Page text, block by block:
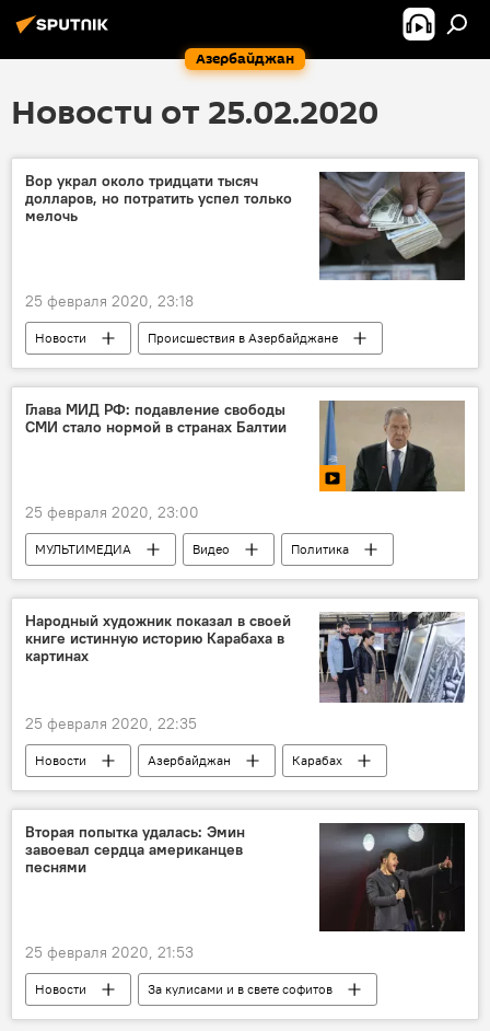
Азербайджан
Новости от 25.02.2020
Вор украл около тридцати тысяч
долларов, но потратить успел только
мелочь
25 февраля 2020, 23:18
Новости
Происшествия в Азербайджане
Происшествия
ЖИЗНЬ
Кража
Доллары
золото
Агдамский район
Билясуварский район
Глава МИД РФ: подавление свободы
СМИ стало нормой в странах Балтии
25 февраля 2020, 23:00
МУЛЬТИМЕДИА Видео
Политика
Новости
Россия Новости мира
Народный художник показал в своей
книге истинную историю Карабаха в
картинах
25 февраля 2020, 22:35
Новости Азербайджан
Карабах
Культура
ЖИЗНЬ
история
Вторая попытка удалась: Эмин
завоевал сердца американцев
песнями
25 февраля 2020, 21:53
Новости
За кулисами и в свете софитов
Новости мира
Россия
Культура